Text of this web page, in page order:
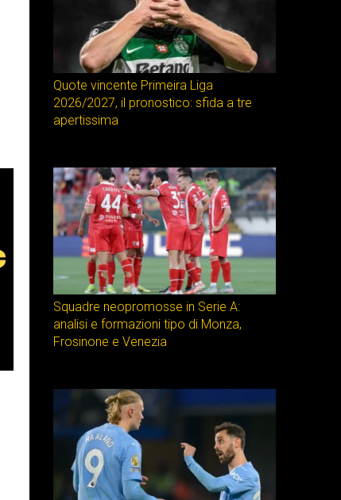
Quote vincente Primeira Liga
2026/2027, il pronostico: sfida a tre
apertissima
Squadre neopromosse in Serie A:
analisi e formazioni tipo di Monza,
Frosinone e Venezia